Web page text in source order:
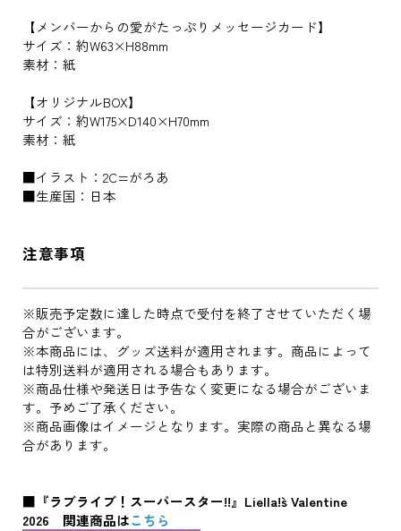
【メンバーからの愛がたっぷりメッセージカード】
サイズ：約W63×H88mm
素材：紙
【オリジナルBOX】
サイズ：約W175×D140×H70mm
素材：紙
■イラスト：2C=がろあ
■生産国：日本
注意事項
※販売予定数に達した時点で受付を終了させていただく場
合がございます。
※本商品には、グッズ送料が適用されます。商品によって
は特別送料が適用される場合もあります。
※商品仕様や発送日は予告なく変更になる場合がございま
す。予めご了承ください。
※商品画像はイメージとなります。実際の商品と異なる場
合があります。
■『ラブライブ！スーパースター!!』Liella!`s Valentine
2026 関連商品はこちら